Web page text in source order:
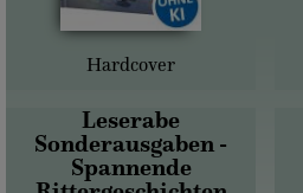
Hardcover
Leserabe
Sonderausgaben -
Spannende